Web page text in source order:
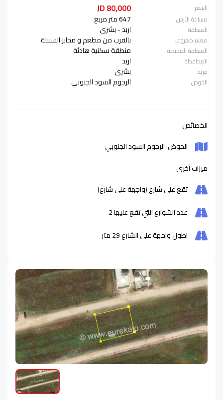
السعر 80,000 JD
مساحة الأرض 647 متر مربع
المنطقة اربد - بشرى
معلم معروف بالقرب من مطعم و مخابز السنبلة
المنطقة المحيطة منطقة سكنية هادئة
المحافظة اربد
قرية بشرى
الحوض الرجوم السود الجنوبي
الخصائص
الحوض: الرجوم السود الجنوبي
ميزات أخرى
تقع على شارع (واجهة على شارع)
عدد الشوارع التي تقع عليها2
اطول واجهة على الشارع29متر